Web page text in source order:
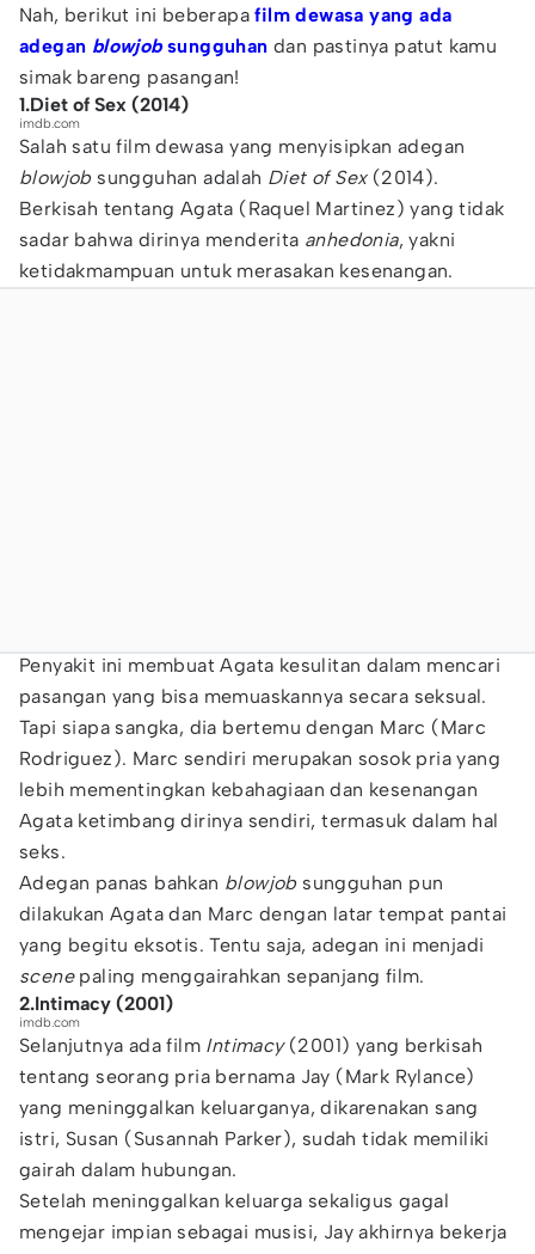
Nah, berikut ini beberapafilm dewasa yang ada
adegan blowjobsungguhan dan pastinya patut kamu
simak bareng pasangan!
1.Diet of Sex (2014)
imdb.com
Salah satu film dewasa yang menyisipkan adegan
blowjobsungguhan adalah Diet of Sex(2014).
Berkisah tentang Agata (Raquel Martinez) yang tidak
sadar bahwa dirinya menderita anhedonia, yakni
ketidakmampuan untuk merasakan kesenangan.
Penyakit ini membuat Agata kesulitan dalam mencari
pasangan yang bisa memuaskannya secara seksual.
Tapi siapa sangka, dia bertemu dengan Marc (Marc
Rodriguez). Marc sendiri merupakan sosok pria yang
lebih mementingkan kebahagiaan dan kesenangan
Agata ketimbang dirinya sendiri, termasuk dalam hal
seks.
Adegan panas bahkan blowjobsungguhan pun
dilakukan Agata dan Marc dengan latar tempat pantai
yang begitu eksotis. Tentu saja, adegan ini menjadi
scenepaling menggairahkan sepanjang film.
2.Intimacy (2001)
imdb.com
Selanjutnya ada film Intimacy(2001) yang berkisah
tentang seorang pria bernama Jay (Mark Rylance)
yang meninggalkan keluarganya, dikarenakan sang
istri, Susan (Susannah Parker), sudah tidak memiliki
gairah dalam hubungan.
Setelah meninggalkan keluarga sekaligus gagal
mengejar impian sebagai musisi, Jay akhirnya bekerja